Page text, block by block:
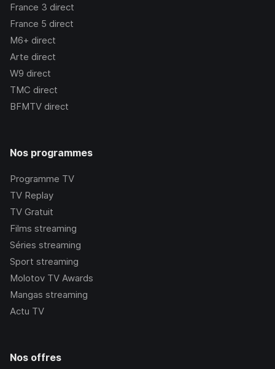
France 3 direct
France 5 direct
M6+ direct
Arte direct
W9 direct
TMC direct
BFMTV direct
Nos programmes
Programme TV
TV Replay
TV Gratuit
Films streaming
Séries streaming
Sport streaming
Molotov TV Awards
Mangas streaming
Actu TV
Nos offres